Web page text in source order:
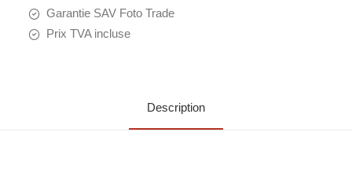
Garantie SAV Foto Trade
Prix TVA incluse
Description